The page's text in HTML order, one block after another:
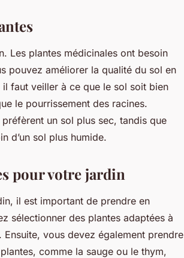
Les plantes médicinales ont besoin
pouvez améliorer la qualité du sol en
faut veiller à ce que le sol soit bien
le pourrissement des racines.
un sol plus sec, tandis que
d’un sol plus humide.
pour votre jardin
il est important de prendre en
sélectionner des plantes adaptées à
vous devez également prendre
comme la sauge ou le thym,